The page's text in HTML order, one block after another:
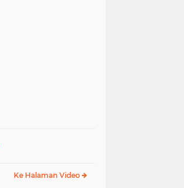
Ke Halaman Video